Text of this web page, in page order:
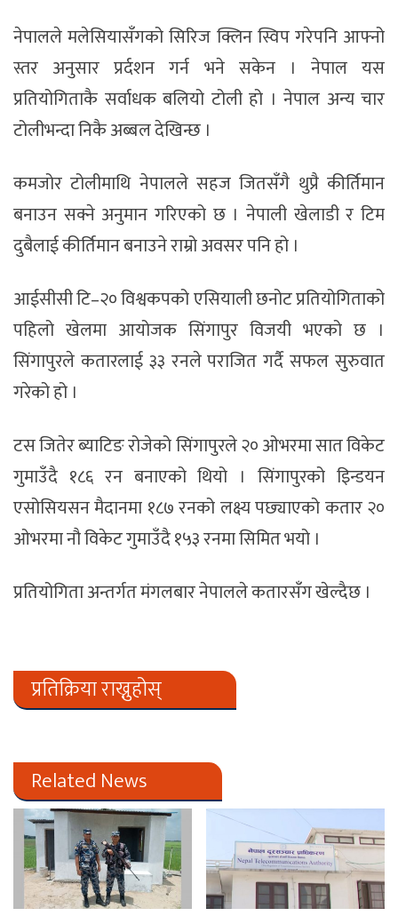
नेपालले मलेसियासँगको सिरिज क्लिन स्विप गरेपनि आफ्नो
स्तर अनुसार प्रर्दशन गर्न भने सकेन । नेपाल यस
प्रतियोगिताकै सर्वाधक बलियो टोली हो । नेपाल अन्य चार
टोलीभन्दा निकै अब्बल देखिन्छ ।
कमजोर टोलीमाथि नेपालले सहज जितसँगै थुप्रै कीर्तिमान
बनाउन सक्ने अनुमान गरिएको छ । नेपाली खेलाडी र टिम
दुबैलाई कीर्तिमान बनाउने राम्रो अवसर पनि हो ।
आईसीसी टि–२० विश्वकपको एसियाली छनोट प्रतियोगिताको
पहिलो खेलमा आयोजक सिंगापुर विजयी भएको छ ।
सिंगापुरले कतारलाई ३३ रनले पराजित गर्दै सफल सुरुवात
गरेको हो ।
टस जितेर ब्याटिङ रोजेको सिंगापुरले २० ओभरमा सात विकेट
गुमाउँदै १८६ रन बनाएको थियो । सिंगापुरको इिन्डयन
एसोसियसन मैदानमा १८७ रनको लक्ष्य पछ्याएको कतार २०
ओभरमा नौ विकेट गुमाउँदै १५३ रनमा सिमित भयो ।
प्रतियोगिता अन्तर्गत मंगलबार नेपालले कतारसँग खेल्दैछ ।
प्रतिक्रिया राख्नुहोस्
Related News